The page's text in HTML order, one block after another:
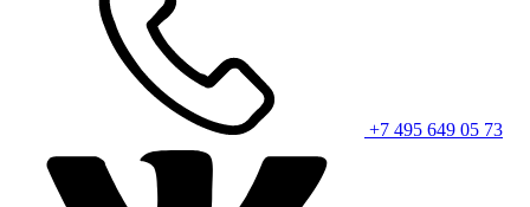
+7 495 649 05 73